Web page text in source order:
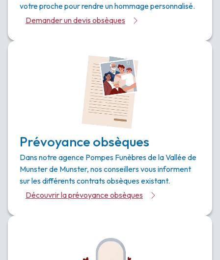
votre proche pour rendre un hommage personnalisé.
Demander un devis obsèques
Prévoyance obsèques
Dans notre agence Pompes Funèbres de la Vallée de
Munster de Munster, nos conseillers vous informent
sur les différents contrats obsèques existant.
Découvrir la prévoyance obsèques